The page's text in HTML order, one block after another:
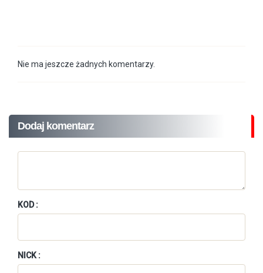
Nie ma jeszcze żadnych komentarzy.
Dodaj komentarz
KOD :
NICK :